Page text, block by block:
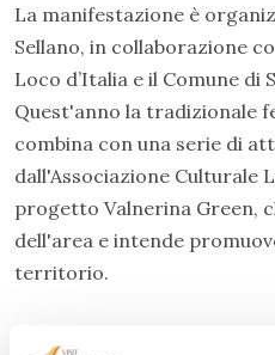
La manifestazione è
Sellano, in collaborazione
Loco d’Italia e il Comune di
Quest'anno la tradizionale
combina con una serie di
dall'Associazione Culturale
progetto Valnerina Green,
dell'area e intende
territorio.